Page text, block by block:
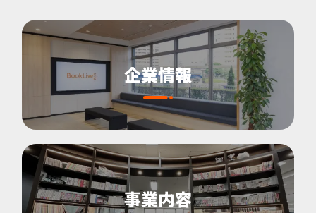
企業情報
事業内容